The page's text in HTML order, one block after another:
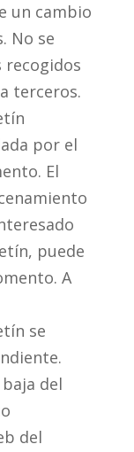
un cambio
No se
recogidos
terceros.
por el
El
puede
A
se
del
del